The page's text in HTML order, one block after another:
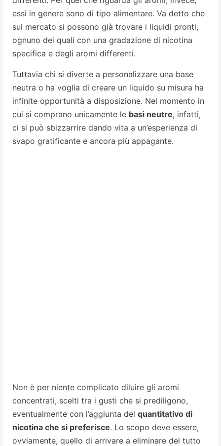
essi in genere sono di tipo alimentare. Va detto che
sul mercato si possono già trovare i liquidi pronti,
ognuno dei quali con una gradazione di nicotina
specifica e degli aromi differenti.
Tuttavia chi si diverte a personalizzare una base
neutra o ha voglia di creare un liquido su misura ha
infinite opportunità a disposizione. Nel momento in
cui si comprano unicamente le basi neutre, infatti,
ci si può sbizzarrire dando vita a un’esperienza di
svapo gratificante e ancora più appagante.
Non è per niente complicato diluire gli aromi
concentrati, scelti tra i gusti che si prediligono,
eventualmente con l’aggiunta del quantitativo di
nicotina che si preferisce. Lo scopo deve essere,
ovviamente, quello di arrivare a eliminare del tutto